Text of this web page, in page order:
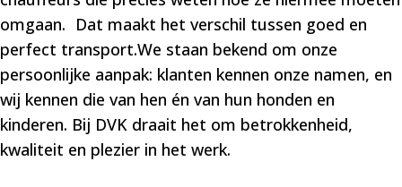
omgaan. Dat maakt het verschil tussen goed en
perfect transport.We staan bekend om onze
persoonlijke aanpak: klanten kennen onze namen, en
wij kennen die van hen én van hun honden en
kinderen. Bij DVK draait het om betrokkenheid,
kwaliteit en plezier in het werk.